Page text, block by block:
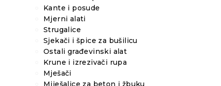
Kante i posude
Mjerni alati
Strugalice
Sjekači i špice za bušilicu
Ostali građevinski alat
Krune i izrezivači rupa
Mješači
Miješalice za beton i žbuku